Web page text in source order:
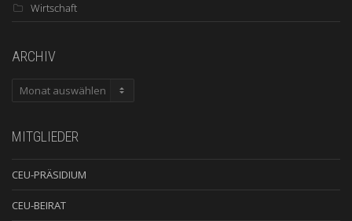
Wirtschaft
ARCHIV
ARCHIV
MITGLIEDER
CEU-PRÄSIDIUM
CEU-BEIRAT